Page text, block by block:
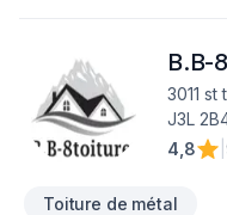
B.B-
3011 st
J3L
4,8
Toiture de métal